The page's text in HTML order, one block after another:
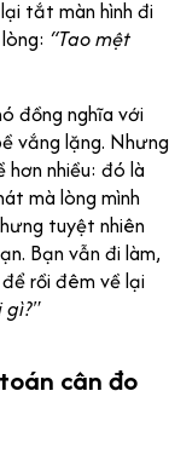
tắt màn hình đi
“Tao mệt
đồng nghĩa với
vắng lặng. Nhưng
nhiều: đó là
mà lòng mình
tuyệt nhiên
Bạn vẫn đi làm,
rồi đêm về lại
gì?"
cân đo